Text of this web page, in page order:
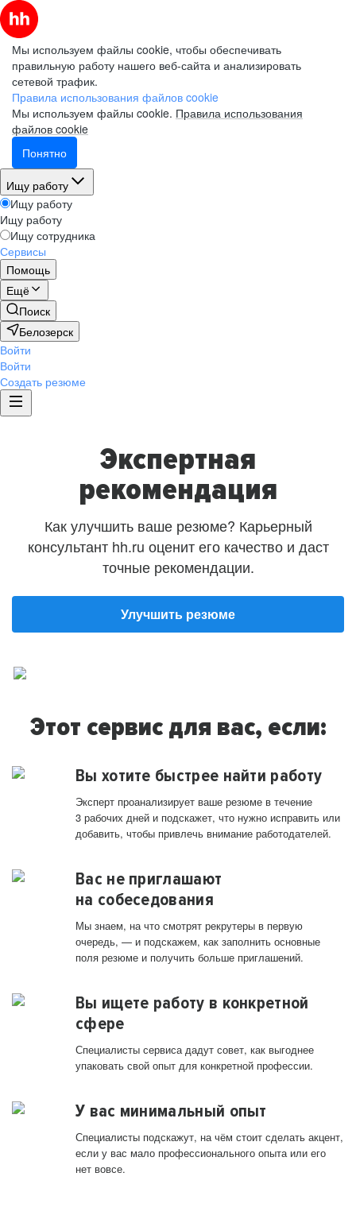
Мы используем файлы cookie, чтобы обеспечивать
правильную работу нашего веб-сайта и анализировать
сетевой трафик.
Правила использования файлов cookie
Мы используем файлы cookie. Правила использования
файлов cookie
Понятно
Ищу работу
Ищу работу
Ищу работу
Ищу сотрудника
Сервисы
Помощь
Ещё
Поиск
Белозерск
Войти
Войти
Создать резюме
Экспертная
рекомендация
Как улучшить ваше резюме? Карьерный
консультант hh.ru оценит его качество и даст
точные рекомендации.
Улучшить резюме
Этот сервис для вас, если:
Вы хотите быстрее найти работу
Эксперт проанализирует ваше резюме в течение
3 рабочих дней и подскажет, что нужно исправить или
добавить, чтобы привлечь внимание работодателей.
Вас не приглашают
на собеседования
Мы знаем, на что смотрят рекрутеры в первую
очередь, — и подскажем, как заполнить основные
поля резюме и получить больше приглашений.
Вы ищете работу в конкретной
сфере
Специалисты сервиса дадут совет, как выгоднее
упаковать свой опыт для конкретной профессии.
У вас минимальный опыт
Специалисты подскажут, на чём стоит сделать акцент,
если у вас мало профессионального опыта или его
нет вовсе.